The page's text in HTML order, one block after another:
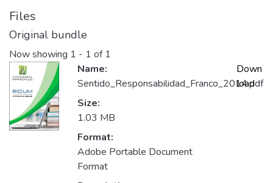
Files
Original bundle
Now showing 1 - 1 of 1
Name:
Sentido_Responsabilidad_Franco_2014.pdf
Size:
1.03 MB
Format:
Adobe Portable Document
Format
Down
load